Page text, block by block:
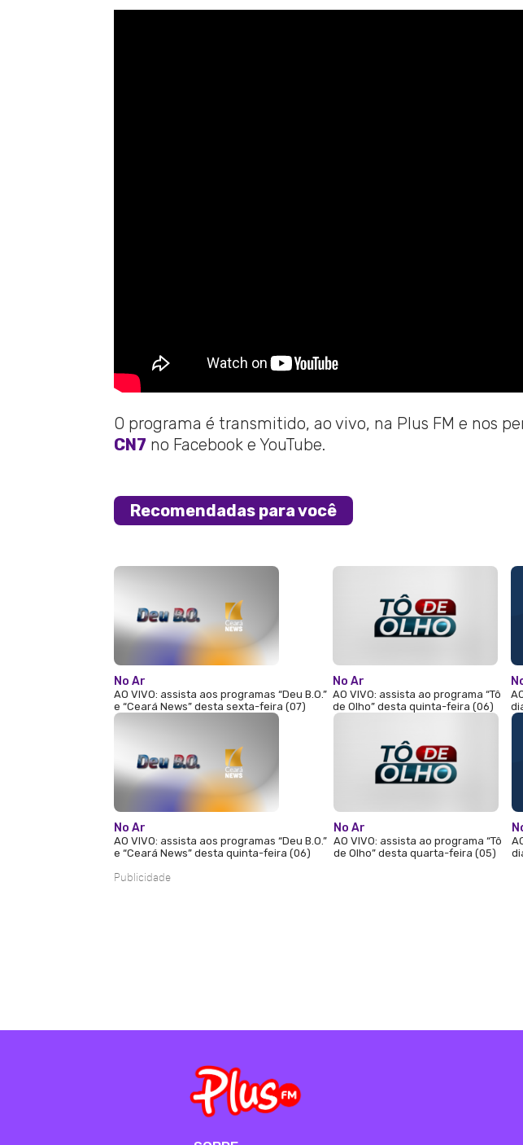
O programa é transmitido, ao vivo, na Plus FM e nos
CN7 no Facebook e YouTube.
Recomendadas para você
No Ar
AO VIVO: assista aos programas “Deu B.O.”
e “Ceará News” desta sexta-feira (07)
No Ar
AO VIVO: assista ao programa “Tô
de Olho” desta quinta-feira (06)
No Ar
AO VIVO: assista aos programas “Deu B.O.”
e “Ceará News” desta quinta-feira (06)
No Ar
AO VIVO: assista ao programa “Tô
de Olho” desta quarta-feira (05)
Publicidade